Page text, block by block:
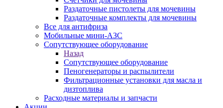
Раздаточные пистолеты для мочевины
Раздаточные комплекты для мочевины
Все для антифриза
Мобильные мини-АЗС
Сопутствующее оборудование
Назад
Сопутствующее оборудование
Пеногенераторы и распылители
Фильтрационные установки для масла и
дизтоплива
Расходные материалы и запчасти